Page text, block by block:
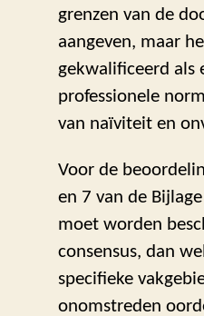
grenzen van de
aangeven, maar
gekwalificeerd als
professionele
van naïviteit en
Voor de
en 7 van de
moet worden
consensus, dan
specifieke
onomstreden